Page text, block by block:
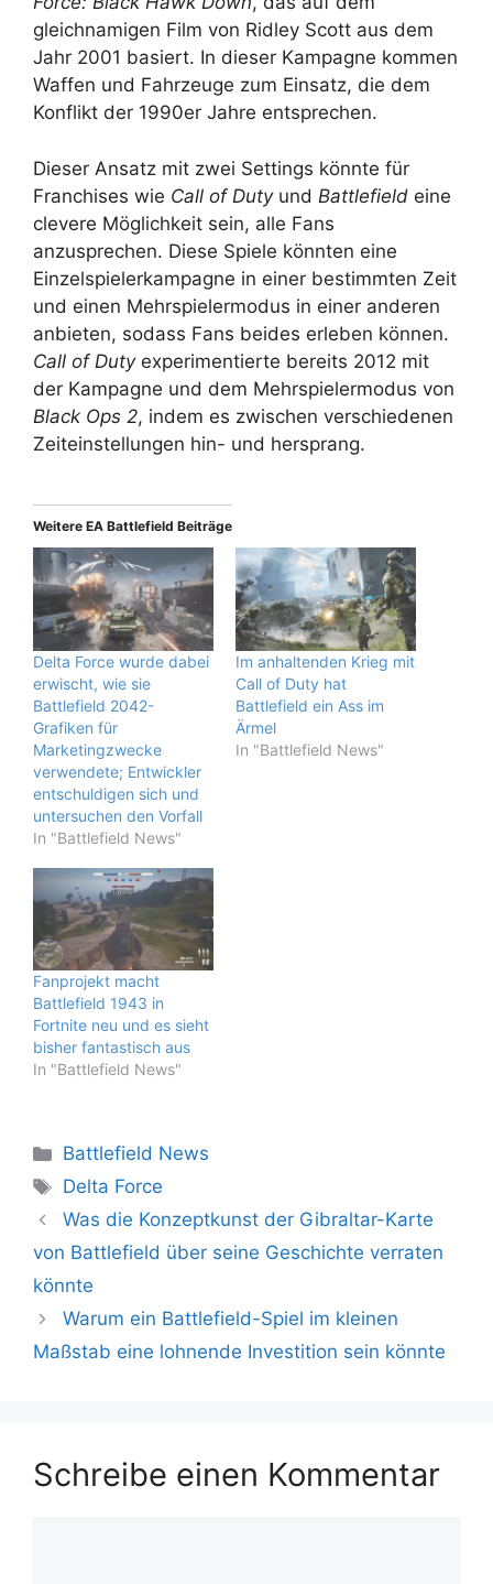
gleichnamigen Film von Ridley Scott aus dem
Jahr 2001 basiert. In dieser Kampagne kommen
Waffen und Fahrzeuge zum Einsatz, die dem
Konflikt der 1990er Jahre entsprechen.
Dieser Ansatz mit zwei Settings könnte für
Franchises wie Call of Dutyund Battlefield eine
clevere Möglichkeit sein, alle Fans
anzusprechen. Diese Spiele könnten eine
Einzelspielerkampagne in einer bestimmten Zeit
und einen Mehrspielermodus in einer anderen
anbieten, sodass Fans beides erleben können.
Call of Dutyexperimentierte bereits 2012 mit
der Kampagne und dem Mehrspielermodus von
Black Ops 2, indem es zwischen verschiedenen
Zeiteinstellungen hin- und hersprang.
Weitere EA Battlefield Beiträge
Delta Force wurde dabei
erwischt, wie sie
Battlefield 2042-
Grafiken für
Marketingzwecke
verwendete; Entwickler
entschuldigen sich und
untersuchen den Vorfall
In "Battlefield News"
Im anhaltenden Krieg mit
Call of Duty hat
Battlefield ein Ass im
Ärmel
In "Battlefield News"
Fanprojekt macht
Battlefield 1943 in
Fortnite neu und es sieht
bisher fantastisch aus
In "Battlefield News"
Kategorien
Battlefield News
Schlagwörter
Delta Force
Was die Konzeptkunst der Gibraltar-Karte
von Battlefield über seine Geschichte verraten
könnte
Warum ein Battlefield-Spiel im kleinen
Maßstab eine lohnende Investition sein könnte
Schreibe einen Kommentar